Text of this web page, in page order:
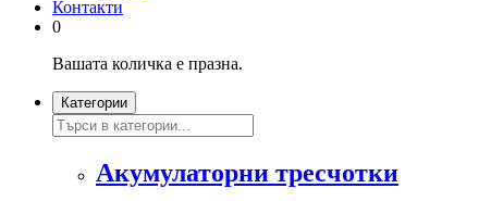
Контакти
0
Вашата количка е празна.
Категории
Акумулаторни тресчотки